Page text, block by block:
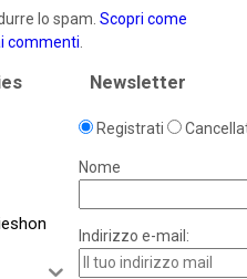
lo spam. Scopri come
commenti.
Newsletter
Registrati
Nome
Indirizzo e-mail: